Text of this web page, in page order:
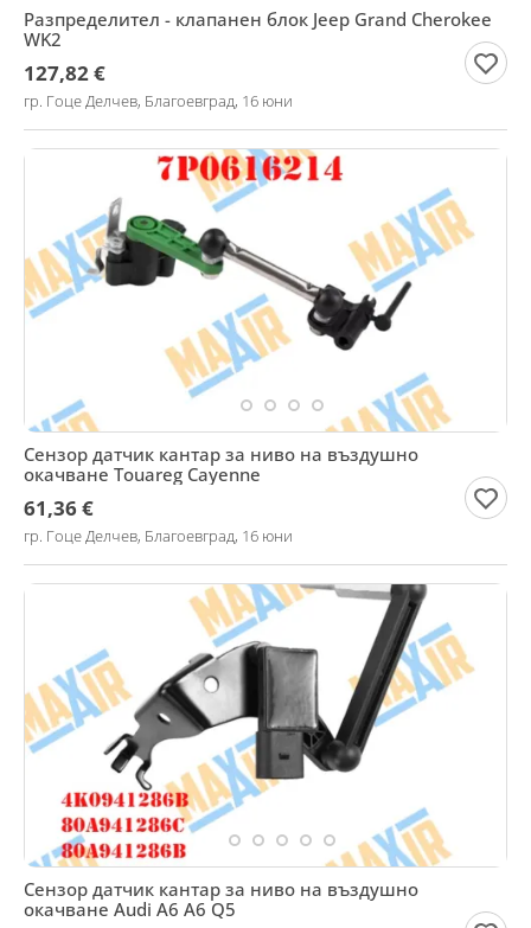
Разпределител - клапанен блок Jeep Grand Cherokee
WK2
127,82 €
гр. Гоце Делчев, Благоевград, 16 юни
Сензор датчик кантар за ниво на въздушно
окачване Touareg Cayenne
61,36 €
гр. Гоце Делчев, Благоевград, 16 юни
Сензор датчик кантар за ниво на въздушно
окачване Audi A6 A6 Q5